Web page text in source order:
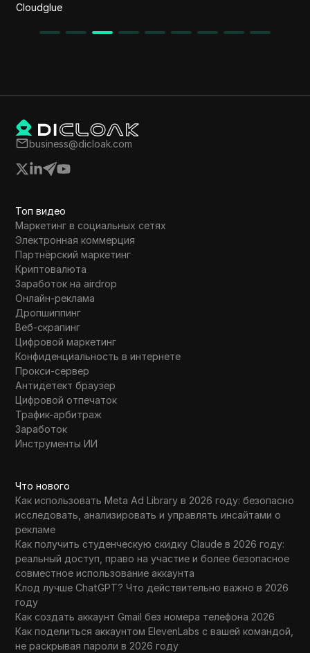
SWE-Resume
business@dicloak.com
Топ видео
Маркетинг в социальных сетях
Электронная коммерция
Партнёрский маркетинг
Криптовалюта
Заработок на airdrop
Онлайн-реклама
Дропшиппинг
Веб-скрапинг
Цифровой маркетинг
Конфиденциальность в интернете
Прокси-сервер
Антидетект браузер
Цифровой отпечаток
Трафик-арбитраж
Заработок
Инструменты ИИ
Что нового
Как использовать Meta Ad Library в 2026 году: безопасно
исследовать, анализировать и управлять инсайтами о
рекламе
Как получить студенческую скидку Claude в 2026 году:
реальный доступ, право на участие и более безопасное
совместное использование аккаунта
Клод лучше ChatGPT? Что действительно важно в 2026
году
Как создать аккаунт Gmail без номера телефона 2026
Как поделиться аккаунтом ElevenLabs с вашей командой,
не раскрывая пароли в 2026 году